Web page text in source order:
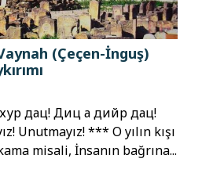
(Çeçen-İnguş)
дац! Диц а дийр дац!
Unutmayız! *** O yılın kışı
misali, İnsanın bağrına...